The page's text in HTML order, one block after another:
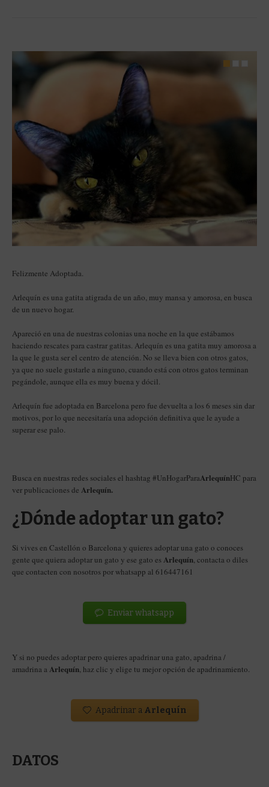
Felizmente Adoptada.
Arlequín es una gatita atigrada de un año, muy mansa y amorosa, en busca
de un nuevo hogar.
Apareció en una de nuestras colonias una noche en la que estábamos
haciendo rescates para castrar gatitas. Arlequín es una gatita muy amorosa a
la que le gusta ser el centro de atención. No se lleva bien con otros gatos,
ya que no suele gustarle a ninguno, cuando está con otros gatos terminan
pegándole, aunque ella es muy buena y dócil.
Arlequín fue adoptada en Barcelona pero fue devuelta a los 6 meses sin dar
motivos, por lo que necesitaría una adopción definitiva que le ayude a
superar ese palo.
Busca en nuestras redes sociales el hashtag #UnHogarParaArlequínHC para
ver publicaciones de Arlequín.
¿Dónde adoptar un gato?
Si vives en Castellón o Barcelona y quieres adoptar una gato o conoces
gente que quiera adoptar un gato y ese gato es Arlequín , contacta o diles
que contacten con nosotros por whatsapp al 616447161
Enviar whatsapp
Y si no puedes adoptar pero quieres apadrinar una gato, apadrina /
amadrina a Arlequín , haz clic y elige tu mejor opción de apadrinamiento.
Apadrinar aArlequín
DATOS